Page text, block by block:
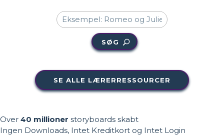
SØG
SE ALLE LÆRERRESSOURCER
Over 40 millioner storyboards skabt
Ingen Downloads, Intet Kreditkort og Intet Login